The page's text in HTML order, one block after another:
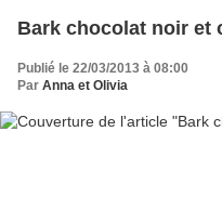
Bark chocolat noir et
Publié le 22/03/2013 à 08:00
Par Anna et Olivia